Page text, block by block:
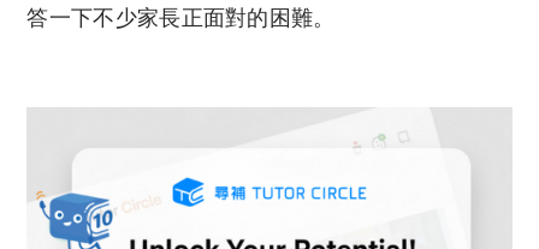
答一下不少家長正面對的困難。